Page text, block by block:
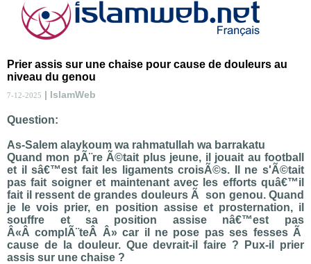
Prier assis sur une chaise pour cause de douleurs au
niveau du genou
7-12-2025 | IslamWeb
Question:
As-Salem alaykoum wa rahmatullah wa barrakatu
Quand mon pÃ¨re Ã©tait plus jeune, il jouait au football
et il sâ€™est fait les ligaments croisÃ©s. Il ne s'Ã©tait
pas fait soigner et maintenant avec les efforts quâ€™il
fait il ressent de grandes douleurs Ã son genou. Quand
je le vois prier, en position assise et prosternation, il
souffre et sa position assise nâ€™est pas
Â«Â complÃ¨teÂ Â» car il ne pose pas ses fesses Ã
cause de la douleur. Que devrait-il faire ? Pux-il prier
assis sur une chaise ?